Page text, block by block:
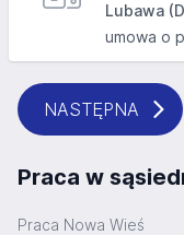
Lubawa
umowa o
NASTĘPNA
Praca w
Praca Nowa Wieś